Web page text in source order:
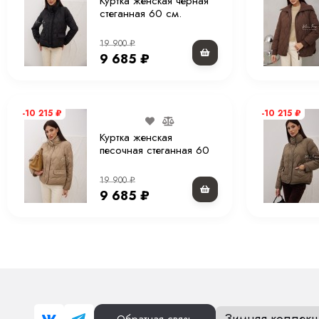
стеганная 60 см.
19 900₽
9 685₽
-10 215 ₽
Куртка женская
песочная стеганная 60
19 900₽
9 685₽
-10 215 ₽